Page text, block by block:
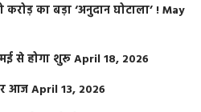
का बड़ा ‘अनुदान घोटाला’ !May
से होगा शुरूApril 18, 2026
आजApril 13, 2026